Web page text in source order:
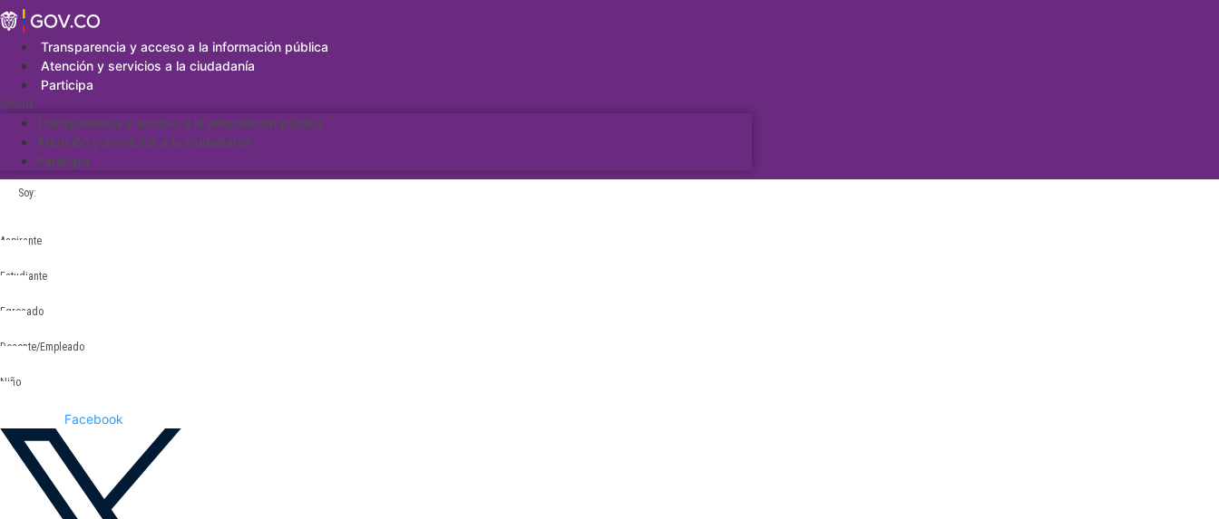
Saltar
al
contenidoTransparencia y acceso a la información pública
Atención y servicios a la ciudadanía
Participa
Menu
Transparencia y acceso a la información pública
Atención y servicios a la ciudadanía
Participa
Soy:
Aspirante
Estudiante
Egresado
Docente/Empleado
Niño
Facebook